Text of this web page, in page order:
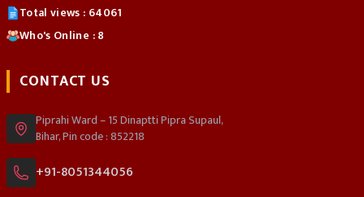
Total views : 64061
Who's Online : 8
CONTACT US
Piprahi Ward – 15 Dinaptti Pipra Supaul,
Bihar, Pin code : 852218
+91-8051344056